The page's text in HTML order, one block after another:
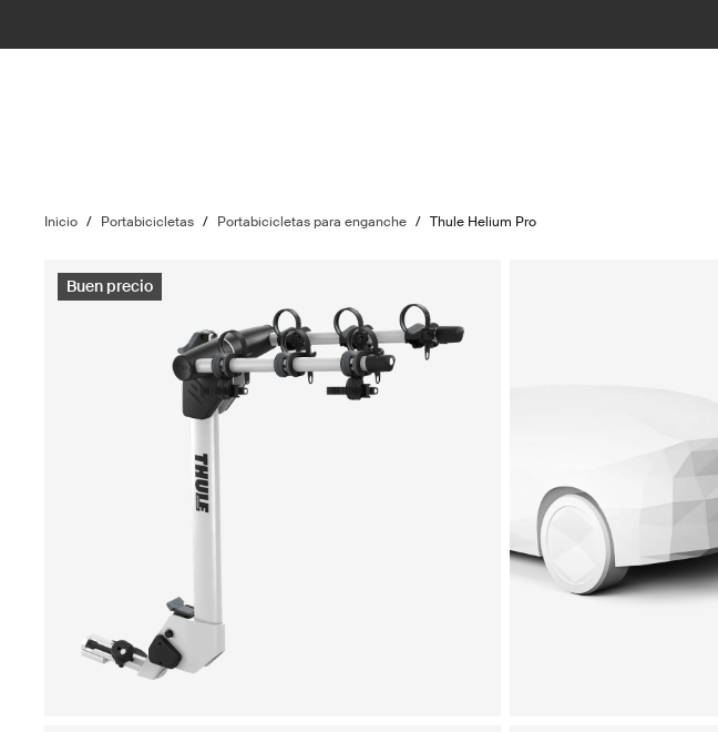
Inicio / Portabicicletas / Portabicicletas para enganche / Thule Helium Pro
Buen precio